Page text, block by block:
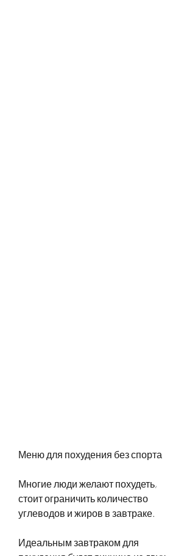
Меню для похудения без спорта
Многие люди желают похудеть,
стоит ограничить количество
углеводов и жиров в завтраке.
Идеальным завтраком для